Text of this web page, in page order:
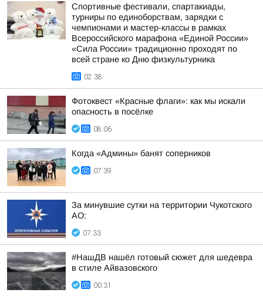
Спортивные фестивали, спартакиады,
турниры по единоборствам, зарядки с
чемпионами и мастер-классы в рамках
Всероссийского марафона «Единой России»
«Сила России» традиционно проходят по
всей стране ко Дню физкультурника
02:38
Фотоквест «Красные флаги»: как мы искали
опасность в посёлке
08:06
Когда «Админы» банят соперников
07:39
За минувшие сутки на территории Чукотского
АО:
07:33
#НашДВ нашёл готовый сюжет для шедевра
в стиле Айвазовского
00:31